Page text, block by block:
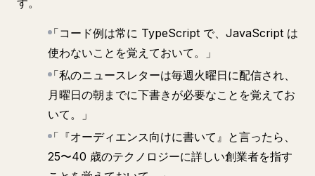
す。
「コード例は常に TypeScript で、JavaScript は
使わないことを覚えておいて。」
「私のニュースレターは毎週火曜日に配信され、
月曜日の朝までに下書きが必要なことを覚えてお
いて。」
「『オーディエンス向けに書いて』と言ったら、
25〜40 歳のテクノロジーに詳しい創業者を指す